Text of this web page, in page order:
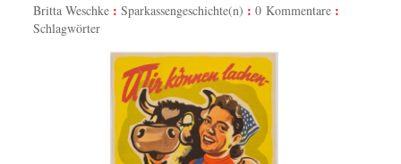
Britta Weschke Sparkassengeschichte(n)
0 Kommentare
Schlagwörter